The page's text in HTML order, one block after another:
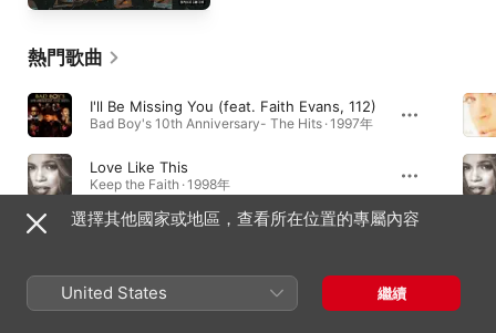
熱門歌曲
I'll Be Missing You (feat. Faith Evans, 112)
Bad Boy's 10th Anniversary- The Hits · 1997年
Love Like This
Keep the Faith · 1998年
Again
選擇其他國家或地區，查看所在位置的專屬內容
United States 繼續